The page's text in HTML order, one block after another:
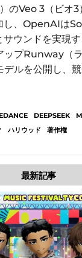
のVeo 3（ビオ3
し、OpenAIは
ウンドを実現
ップRunway（
ルを公開し、
DEEPSEEK
ハリウッド 著作権
最新記事